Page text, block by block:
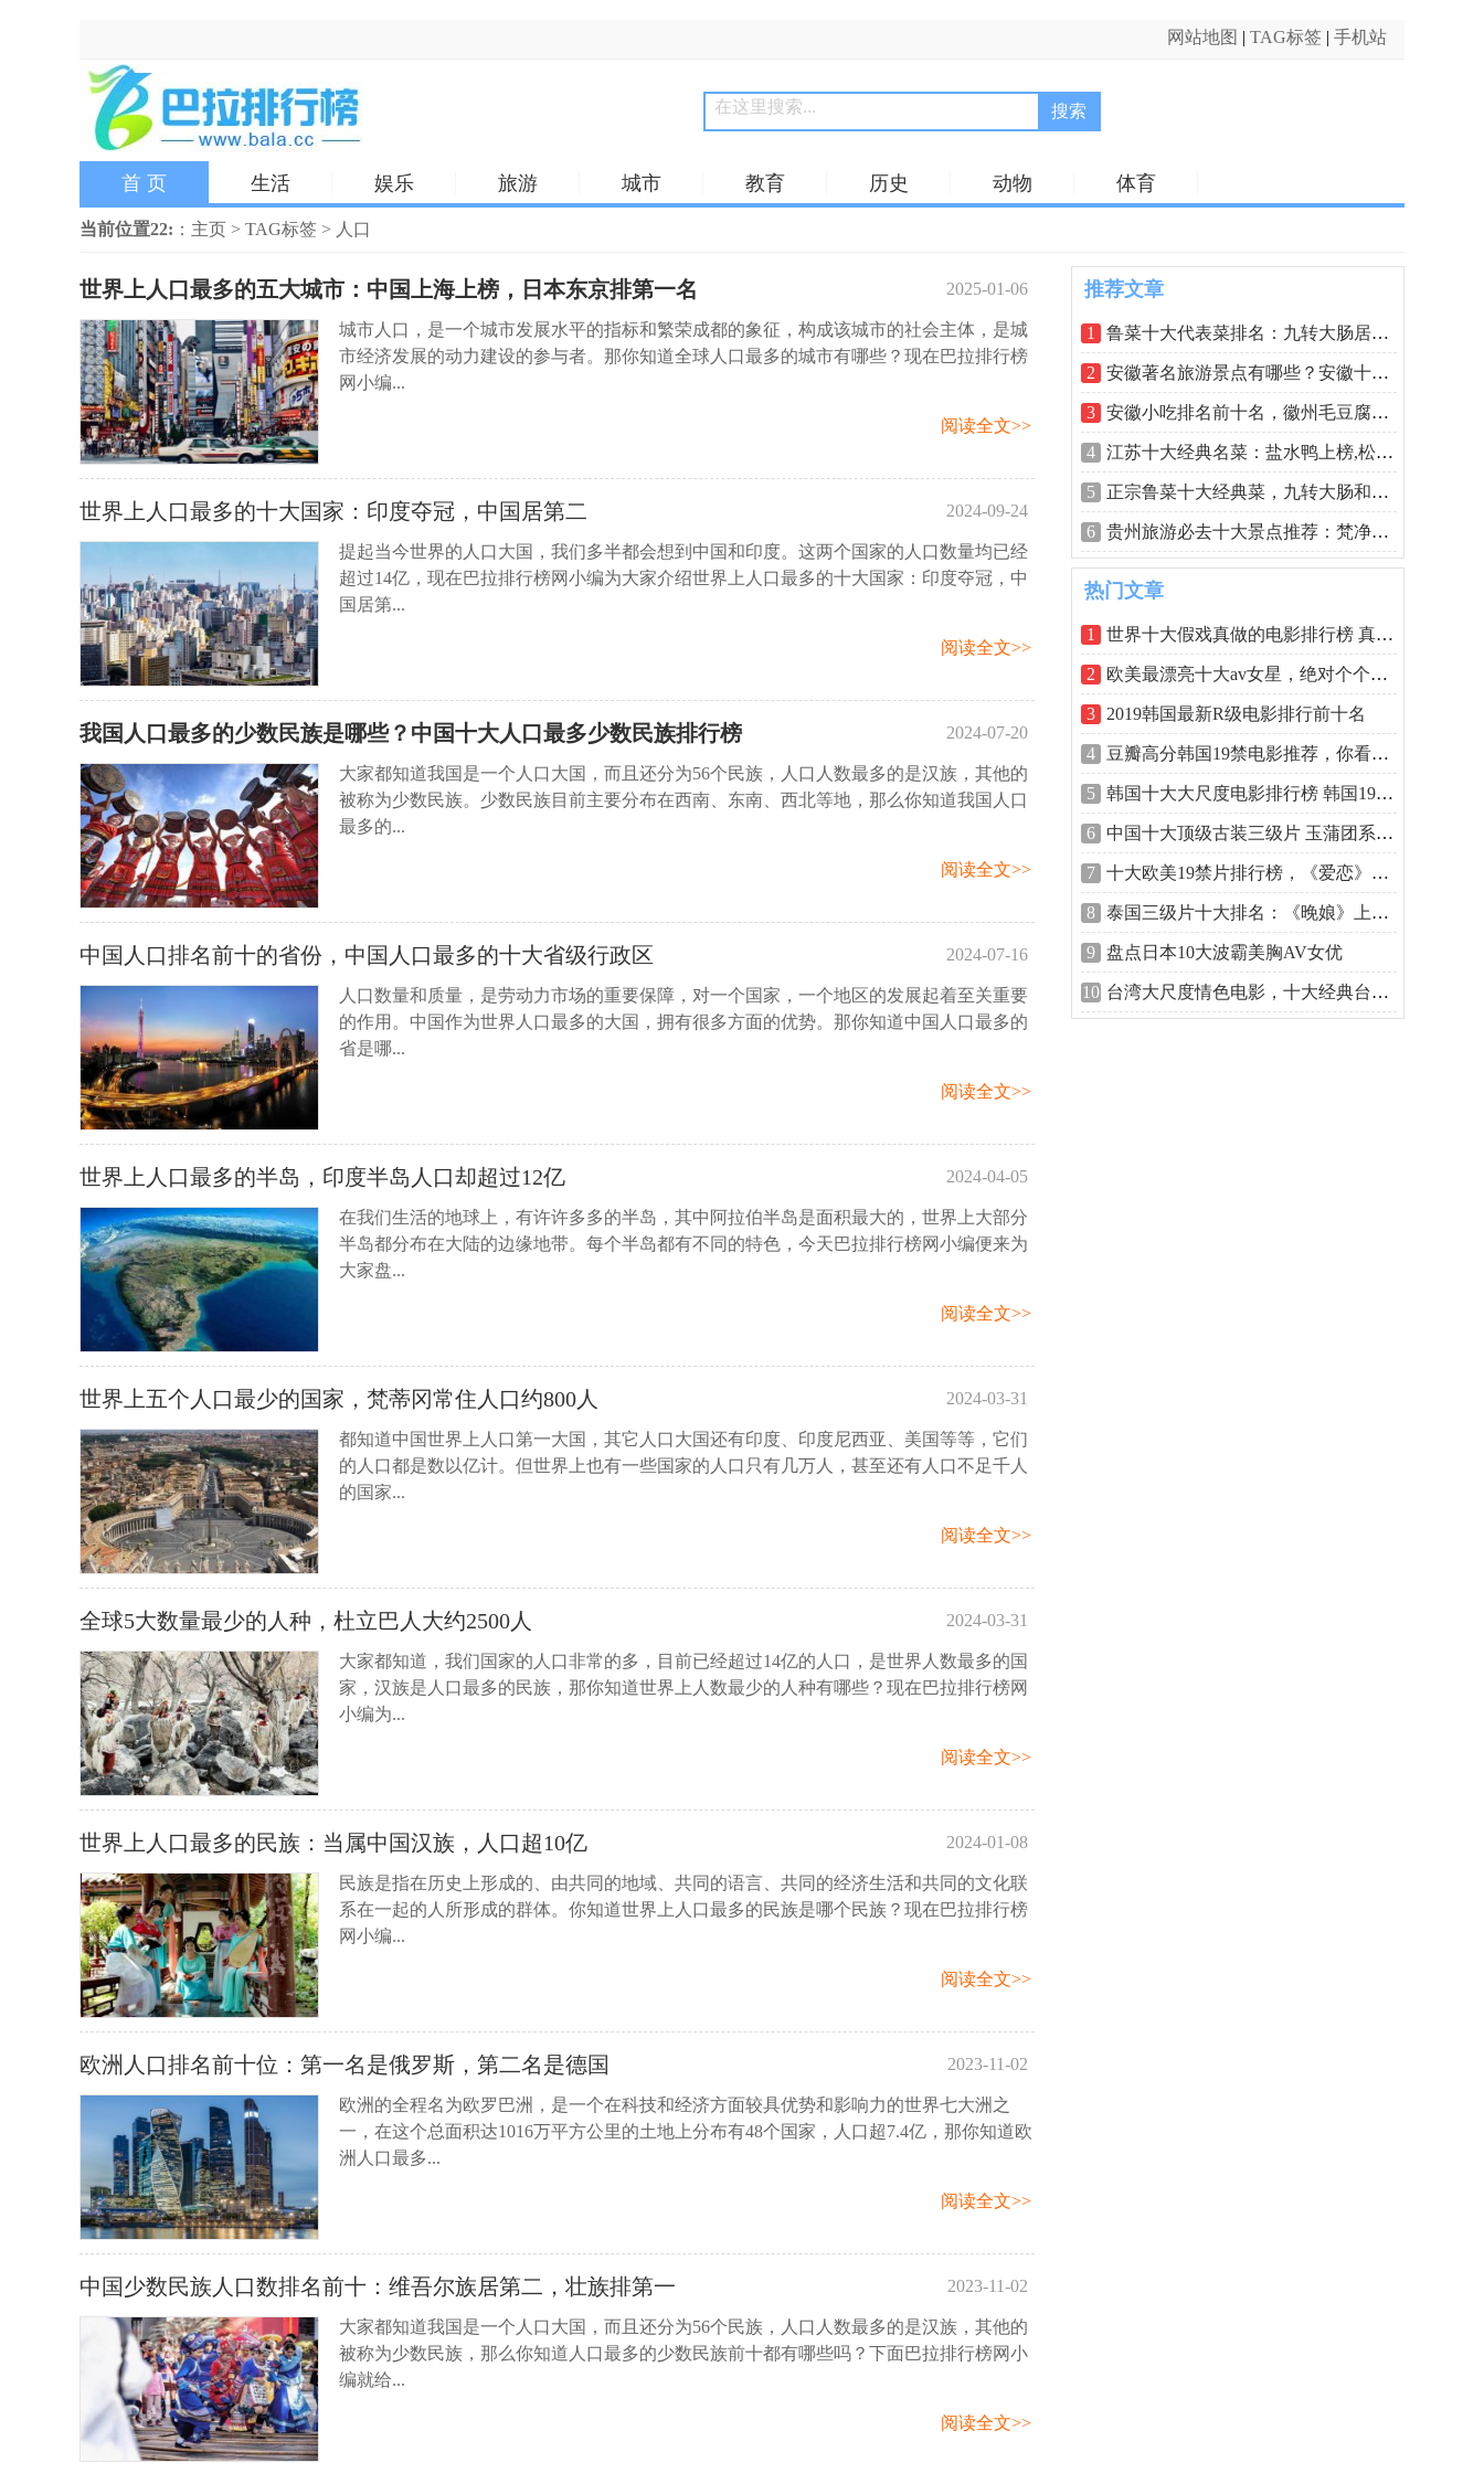
网站地图 | TAG标签 | 手机站
搜索
首 页 生活 娱乐 旅游 城市 教育 历史 动物 体育
当前位置22: ： 主页 > TAG标签 > 人口
世界上人口最多的五大城市：中国上海上榜，日本东京排第一名 2025-01-06
22:32:26
城市人口，是一个城市发展水平的指标和繁荣成都的象征，构成该城市的社会主体，是城
市经济发展的动力建设的参与者。那你知道全球人口最多的城市有哪些？现在巴拉排行榜
网小编...
阅读全文>>
世界上人口最多的十大国家：印度夺冠，中国居第二 2024-09-24
16:48:05
提起当今世界的人口大国，我们多半都会想到中国和印度。这两个国家的人口数量均已经
超过14亿，现在巴拉排行榜网小编为大家介绍世界上人口最多的十大国家：印度夺冠，中
国居第...
阅读全文>>
我国人口最多的少数民族是哪些？中国十大人口最多少数民族排行榜 2024-07-20
17:09:48
大家都知道我国是一个人口大国，而且还分为56个民族，人口人数最多的是汉族，其他的
被称为少数民族。少数民族目前主要分布在西南、东南、西北等地，那么你知道我国人口
最多的...
阅读全文>>
中国人口排名前十的省份，中国人口最多的十大省级行政区 2024-07-16
20:08:17
人口数量和质量，是劳动力市场的重要保障，对一个国家，一个地区的发展起着至关重要
的作用。中国作为世界人口最多的大国，拥有很多方面的优势。那你知道中国人口最多的
省是哪...
阅读全文>>
世界上人口最多的半岛，印度半岛人口却超过12亿 2024-04-05
19:53:24
在我们生活的地球上，有许许多多的半岛，其中阿拉伯半岛是面积最大的，世界上大部分
半岛都分布在大陆的边缘地带。每个半岛都有不同的特色，今天巴拉排行榜网小编便来为
大家盘...
阅读全文>>
世界上五个人口最少的国家，梵蒂冈常住人口约800人 2024-03-31
21:53:02
都知道中国世界上人口第一大国，其它人口大国还有印度、印度尼西亚、美国等等，它们
的人口都是数以亿计。但世界上也有一些国家的人口只有几万人，甚至还有人口不足千人
的国家...
阅读全文>>
全球5大数量最少的人种，杜立巴人大约2500人 2024-03-31
21:43:39
大家都知道，我们国家的人口非常的多，目前已经超过14亿的人口，是世界人数最多的国
家，汉族是人口最多的民族，那你知道世界上人数最少的人种有哪些？现在巴拉排行榜网
小编为...
阅读全文>>
世界上人口最多的民族：当属中国汉族，人口超10亿 2024-01-08
19:55:29
民族是指在历史上形成的、由共同的地域、共同的语言、共同的经济生活和共同的文化联
系在一起的人所形成的群体。你知道世界上人口最多的民族是哪个民族？现在巴拉排行榜
网小编...
阅读全文>>
欧洲人口排名前十位：第一名是俄罗斯，第二名是德国 2023-11-02
23:16:12
欧洲的全程名为欧罗巴洲，是一个在科技和经济方面较具优势和影响力的世界七大洲之
一，在这个总面积达1016万平方公里的土地上分布有48个国家，人口超7.4亿，那你知道欧
洲人口最多...
阅读全文>>
中国少数民族人口数排名前十：维吾尔族居第二，壮族排第一 2023-11-02
15:41:31
大家都知道我国是一个人口大国，而且还分为56个民族，人口人数最多的是汉族，其他的
被称为少数民族，那么你知道人口最多的少数民族前十都有哪些吗？下面巴拉排行榜网小
编就给...
阅读全文>>
推荐文章
1 鲁菜十大代表菜排名：九转大肠居魁首，
2 安徽著名旅游景点有哪些？安徽十大著名
3 安徽小吃排名前十名，徽州毛豆腐排在第
4 江苏十大经典名菜：盐水鸭上榜,松鼠桂鱼
5 正宗鲁菜十大经典菜，九转大肠和糖醋鲤
6 贵州旅游必去十大景点推荐：梵净山居第
热门文章
1 世界十大假戏真做的电影排行榜 真枪实弹
2 欧美最漂亮十大av女星，绝对个个是尤物
3 2019韩国最新R级电影排行前十名
4 豆瓣高分韩国19禁电影推荐，你看过几部
5 韩国十大大尺度电影排行榜 韩国19禁排名
6 中国十大顶级古装三级片 玉蒲团系列最经
7 十大欧美19禁片排行榜，《爱恋》排第一
8 泰国三级片十大排名：《晚娘》上榜，堪
9 盘点日本10大波霸美胸AV女优
10 台湾大尺度情色电影，十大经典台湾三级